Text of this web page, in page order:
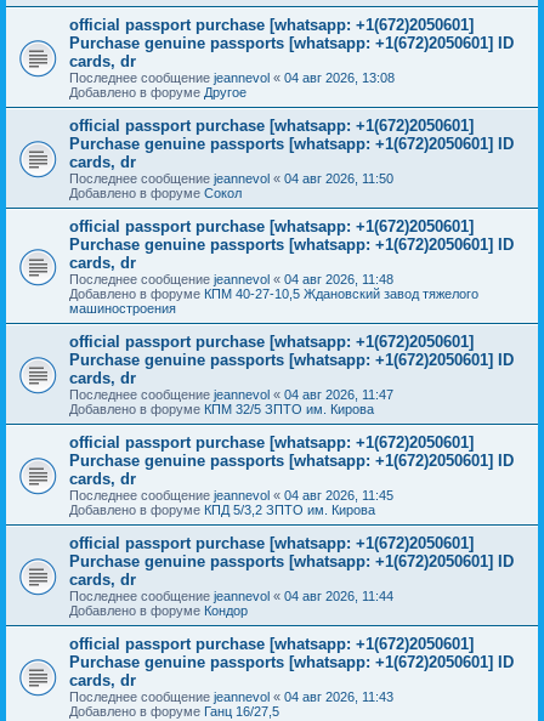
official passport purchase [whatsapp: +1(672)2050601]
Purchase genuine passports [whatsapp: +1(672)2050601] ID
cards, dr
Последнее сообщение jeannevol « 04 авг 2026, 13:08
Добавлено в форуме Другое
official passport purchase [whatsapp: +1(672)2050601]
Purchase genuine passports [whatsapp: +1(672)2050601] ID
cards, dr
Последнее сообщение jeannevol « 04 авг 2026, 11:50
Добавлено в форуме Сокол
official passport purchase [whatsapp: +1(672)2050601]
Purchase genuine passports [whatsapp: +1(672)2050601] ID
cards, dr
Последнее сообщение jeannevol « 04 авг 2026, 11:48
Добавлено в форуме КПМ 40-27-10,5 Ждановский завод тяжелого
машиностроения
official passport purchase [whatsapp: +1(672)2050601]
Purchase genuine passports [whatsapp: +1(672)2050601] ID
cards, dr
Последнее сообщение jeannevol « 04 авг 2026, 11:47
Добавлено в форуме КПМ 32/5 ЗПТО им. Кирова
official passport purchase [whatsapp: +1(672)2050601]
Purchase genuine passports [whatsapp: +1(672)2050601] ID
cards, dr
Последнее сообщение jeannevol « 04 авг 2026, 11:45
Добавлено в форуме КПД 5/3,2 ЗПТО им. Кирова
official passport purchase [whatsapp: +1(672)2050601]
Purchase genuine passports [whatsapp: +1(672)2050601] ID
cards, dr
Последнее сообщение jeannevol « 04 авг 2026, 11:44
Добавлено в форуме Кондор
official passport purchase [whatsapp: +1(672)2050601]
Purchase genuine passports [whatsapp: +1(672)2050601] ID
cards, dr
Последнее сообщение jeannevol « 04 авг 2026, 11:43
Добавлено в форуме Ганц 16/27,5